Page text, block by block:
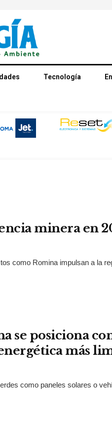
Tecnología
minera en
como Romina impulsan a la
se posiciona
más
como paneles solares o